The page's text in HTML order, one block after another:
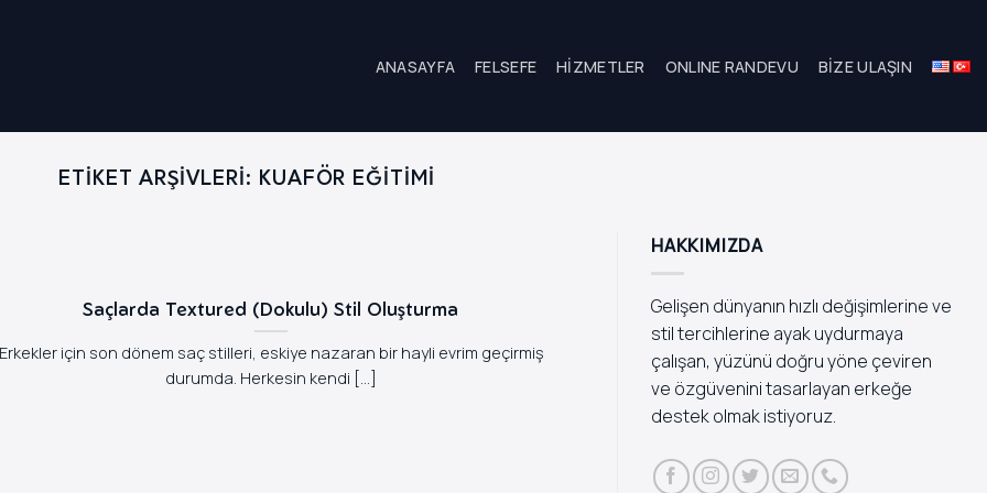
ANASAYFA FELSEFE HIZMETLER ONLINE RANDEVU BIZE ULAŞIN
ETIKET ARŞIVLERI: KUAFÖR EĞITIMI
Saçlarda Textured (Dokulu) Stil Oluşturma
Erkekler için son dönem saç stilleri, eskiye nazaran bir hayli evrim geçirmiş
durumda. Herkesin kendi [...]
HAKKIMIZDA
Gelişen dünyanın hızlı değişimlerine ve
stil tercihlerine ayak uydurmaya
çalışan, yüzünü doğru yöne çeviren
ve özgüvenini tasarlayan erkeğe
destek olmak istiyoruz.